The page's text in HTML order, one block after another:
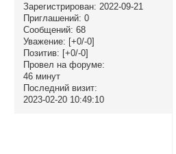
Зарегистрирован: 2022-09-21
Приглашений: 0
Сообщений: 68
Уважение: [+0/-0]
Позитив: [+0/-0]
Провел на форуме:
46 минут
Последний визит:
2023-02-20 10:49:10